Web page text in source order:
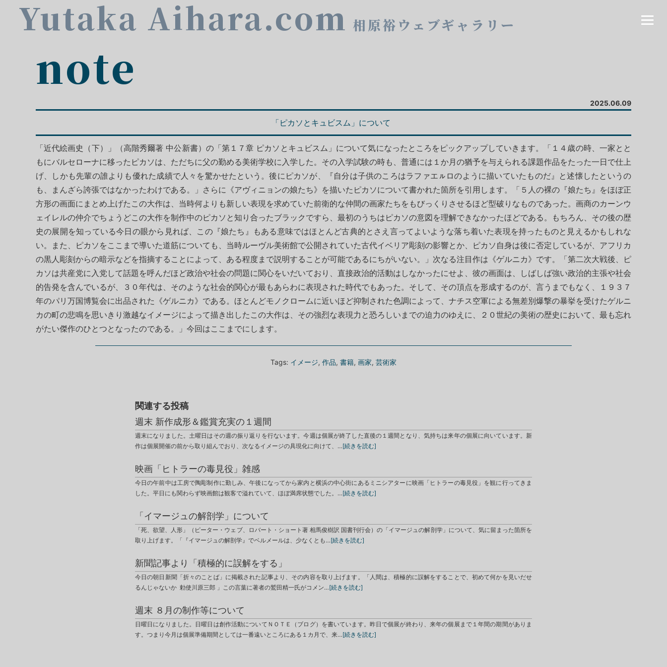
Yutaka Aihara.com 相原裕ウェブギャラリー
note
2025.06.09
「ピカソとキュビスム」について
「近代絵画史（下）」（高階秀爾著 中公新書）の「第１７章 ピカソとキュビスム」について気になったところをピックアップしていきます。「１４歳の時、一家とと
もにバルセローナに移ったピカソは、ただちに父の勤める美術学校に入学した。その入学試験の時も、普通には１か月の猶予を与えられる課題作品をたった一日で仕上
げ、しかも先輩の誰よりも優れた成績で人々を驚かせたという。後にピカソが、『自分は子供のころはラファエㇽロのように描いていたものだ』と述懐したというの
も、まんざら誇張ではなかったわけである。」さらに《アヴィニョンの娘たち》を描いたピカソについて書かれた箇所を引用します。「５人の裸の『娘たち』をほぼ正
方形の画面にまとめ上げたこの大作は、当時何よりも新しい表現を求めていた前衛的な仲間の画家たちをもびっくりさせるほど型破りなものであった。画商のカーンウ
ェイレルの仲介でちょうどこの大作を制作中のピカソと知り合ったブラックですら、最初のうちはピカソの意図を理解できなかったほどである。もちろん、その後の歴
史の展開を知っている今日の眼から見れば、この『娘たち』もある意味ではほとんど古典的とさえ言ってよいような落ち着いた表現を持ったものと見えるかもしれな
い。また、ピカソをここまで導いた道筋についても、当時ルーヴル美術館で公開されていた古代イベリア彫刻の影響とか、ピカソ自身は後に否定しているが、アフリカ
の黒人彫刻からの暗示などを指摘することによって、ある程度まで説明することが可能であるにちがいない。」次なる注目作は《ゲルニカ》です。「第二次大戦後、ピ
カソは共産党に入党して話題を呼んだほど政治や社会の問題に関心をいだいており、直接政治的活動はしなかったにせよ、彼の画面は、しばしば強い政治的主張や社会
的告発を含んでいるが、３０年代は、そのような社会的関心が最もあらわに表現された時代でもあった。そして、その頂点を形成するのが、言うまでもなく、１９３７
年のパリ万国博覧会に出品された《ゲルニカ》である。ほとんどモノクロームに近いほど抑制された色調によって、ナチス空軍による無差別爆撃の暴挙を受けたゲルニ
カの町の悲鳴を思いきり激越なイメージによって描き出したこの大作は、その強烈な表現力と恐ろしいまでの迫力のゆえに、２０世紀の美術の歴史において、最も忘れ
がたい傑作のひとつとなったのである。」今回はここまでにします。
Tags: イメージ, 作品, 書籍, 画家, 芸術家
関連する投稿
週末 新作成形＆鑑賞充実の１週間
週末になりました。土曜日はその週の振り返りを行ないます。今週は個展が終了した直後の１週間となり、気持ちは来年の個展に向いています。新
作は個展開催の前から取り組んでおり、次なるイメージの具現化に向けて、…[続きを読む]
映画「ヒトラーの毒見役」雑感
今日の午前中は工房で陶彫制作に勤しみ、午後になってから家内と横浜の中心街にあるミニシアターに映画「ヒトラーの毒見役」を観に行ってきま
した。平日にも関わらず映画館は観客で溢れていて、ほぼ満席状態でした。…[続きを読む]
「イマージュの解剖学」について
「死、欲望、人形」（ピーター・ウェブ、ロバート・ショート著 相馬俊樹訳 国書刊行会）の「イマージュの解剖学」について、気に留まった箇所を
取り上げます。「『イマージュの解剖学』でベルメールは、少なくとも…[続きを読む]
新聞記事より「積極的に誤解をする」
今日の朝日新聞「折々のことば」に掲載された記事より、その内容を取り上げます。「人間は、積極的に誤解をすることで、初めて何かを見いだせ
るんじゃないか 勅使川原三郎 」この言葉に著者の鷲田精一氏がコメン…[続きを読む]
週末 ８月の制作等について
日曜日になりました。日曜日は創作活動についてＮＯＴＥ（ブログ）を書いています。昨日で個展が終わり、来年の個展まで１年間の期間がありま
す。つまり今月は個展準備期間としては一番遠いところにある１カ月で、来…[続きを読む]